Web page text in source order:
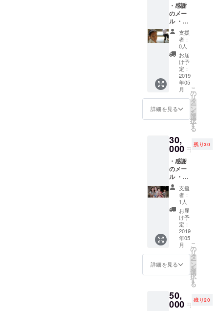
・感謝
のメー
ル ・活
動報告
メール
・子供
達から
の感謝
の手紙
・報告
冊子 ・
コー
ヒー豆
（ラオ
ス特産
品）
支援
者：
0人
お届
け予
定：
2019
年05
月
詳細を見る
こ
の
リ
タ
ー
ン
を
選
択
す
る
30,
000 円
残り30
・感謝
のメー
ル ・活
動報告
メール
・子供
達から
の感謝
の手紙
・報告
冊子 ・
刺繍
（村の
モン民
族の手
作り)
支援
者：
1人
お届
け予
定：
2019
年05
月
詳細を見る
こ
の
リ
タ
ー
ン
を
選
択
す
る
50,
000 円
残り20